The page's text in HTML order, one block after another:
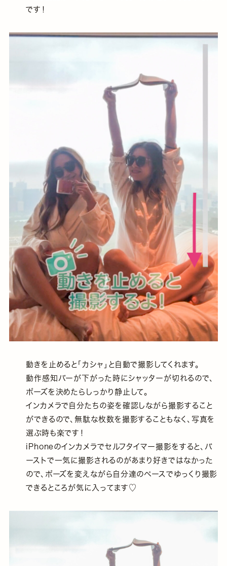
です！
動きを止めると「カシャ」と自動で撮影してくれます。
動作感知バーが下がった時にシャッターが切れるので、
ポーズを決めたらしっかり静止して。
インカメラで自分たちの姿を確認しながら撮影すること
ができるので、無駄な枚数を撮影することもなく、写真を
選ぶ時も楽です！
iPhoneのインカメラでセルフタイマー撮影をすると、バ
ーストで一気に撮影されるのがあまり好きではなかった
ので、ポーズを変えながら自分達のペースでゆっくり撮影
できるところが気に入ってます♡